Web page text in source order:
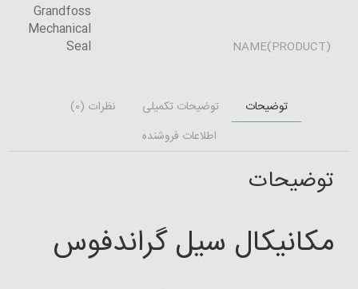
(PRODUCT)NAME
Grandfoss
Mechanical
Seal
توضیحات توضیحات تکمیلی
نظرات (0)
اطلاعات فروشنده
توضیحات
مکانیکال سیل گراندفوس